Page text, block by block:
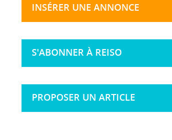
INSÉRER UNE ANNONCE
S'ABONNER À REISO
PROPOSER UN ARTICLE